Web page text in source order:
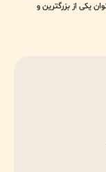
رشته آموزشی بعنوان یکی از بزرگترین و